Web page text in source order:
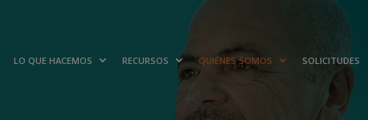
LO QUE HACEMOS RECURSOS QUIÉNES SOMOS SOLICITUDES